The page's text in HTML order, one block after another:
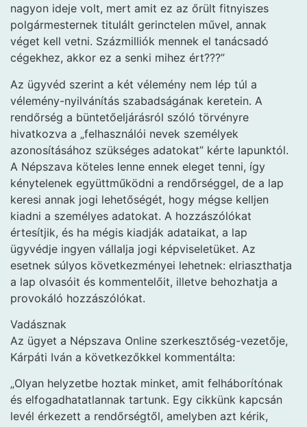
nagyon ideje volt, mert amit ez az őrült fitnyiszes
polgármesternek titulált gerinctelen művel, annak
véget kell vetni. Százmilliók mennek el tanácsadó
cégekhez, akkor ez a senki mihez ért???”
Az ügyvéd szerint a két vélemény nem lép túl a
vélemény-nyilvánítás szabadságának keretein. A
rendőrség a büntetőeljárásról szóló törvényre
hivatkozva a „felhasználói nevek személyek
azonosításához szükséges adatokat” kérte lapunktól.
A Népszava köteles lenne ennek eleget tenni, így
kénytelenek együttműködni a rendőrséggel, de a lap
keresi annak jogi lehetőségét, hogy mégse kelljen
kiadni a személyes adatokat. A hozzászólókat
értesítjik, és ha mégis kiadják adataikat, a lap
ügyvédje ingyen vállalja jogi képviseletüket. Az
esetnek súlyos következményei lehetnek: elriaszthatja
a lap olvasóit és kommentelőit, illetve behozhatja a
provokáló hozzászólókat.
Vadásznak
Az ügyet a Népszava Online szerkesztőség-vezetője,
Kárpáti Iván a következőkkel kommentálta:
„Olyan helyzetbe hoztak minket, amit felháborítónak
és elfogadhatatlannak tartunk. Egy cikkünk kapcsán
levél érkezett a rendőrségtől, amelyben azt kérik,